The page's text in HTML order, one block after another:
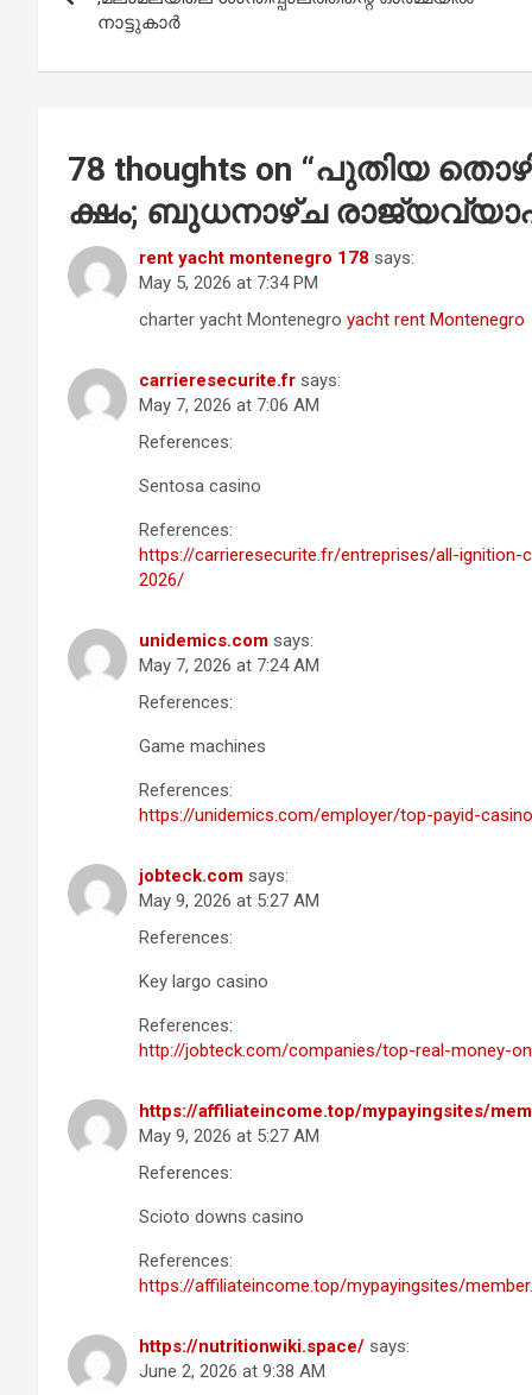
k
p
നാട്ടുകാർ
78 thoughts on “പു​തി​യ
ക്ഷം; ബു​ധ​നാ​ഴ്ച
rent yacht montenegro 178 says:
May 5, 2026 at 7:34 PM
charter yacht Montenegro yacht rent Montenegro
carrieresecurite.fr says:
May 7, 2026 at 7:06 AM
References:
Sentosa casino
References:
https://carrieresecurite.fr/entreprises/all-
2026/
unidemics.com says:
May 7, 2026 at 7:24 AM
References:
Game machines
References:
https://unidemics.com/employer/top-payid-
jobteck.com says:
May 9, 2026 at 5:27 AM
References:
Key largo casino
References:
http://jobteck.com/companies/top-real-money-
https://affiliateincome.top/mypayingsites/
May 9, 2026 at 5:27 AM
References:
Scioto downs casino
References:
https://affiliateincome.top/mypayingsites/
https://nutritionwiki.space/ says:
June 2, 2026 at 9:38 AM